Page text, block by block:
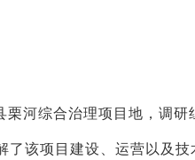
栗河综合治理项目地，调研
了该项目建设、运营以及